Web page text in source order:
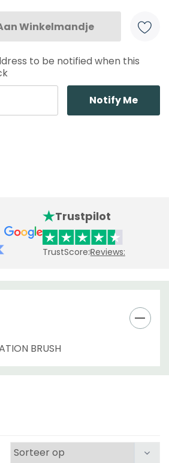
to be notified when this
Notify Me
Trustpilot
TrustScore:Reviews:
BRUSH